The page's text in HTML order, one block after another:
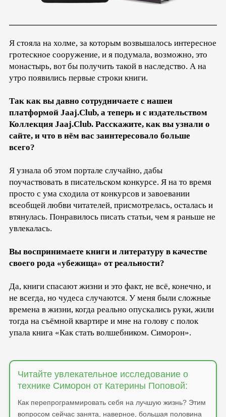
Я стояла на холме, за которым возвышалось интересное
гротескное сооружение, и я подумала, возможно, это
монастырь, вот бы получить такой в наследство. А на
утро появились первые строки книги.
Так как вы давно сотрудничаете с нашеи
платформой Jaaj.Club, а теперь и с издательством
Коллекция Jaaj.Club. Расскажите, как вы узнали о
сайте, и что в нём вас заинтересовало больше
всего?
Я узнала об этом портале случайно, дабы
поучаствовать в писательском конкурсе. Я на то время
просто с ума сходила от конкурсов и завоевании
всеобщей любви читателей, присмотрелась, осталась и
втянулась. Понравилось писать статьи, чем я раньше не
увлекалась.
Вы воспринимаете книги и литературу в качестве
своего рода «убежища» от реальности?
Да, книги спасают жизни и это факт, не всё, конечно, и
не всегда, но чудеса случаются. У меня были сложные
времена в жизни, когда реально опускались руки, жили
тогда на съёмной квартире и мне на голову с полок
упала книга «Как стать волшебником. Симорон».
Читайте увлекательное исследование о
технике Симорон от Катерины Поповой:
Как перепрограммировать себя на лучшую жизнь? Этим
вопросом сейчас занята, наверное, большая половина